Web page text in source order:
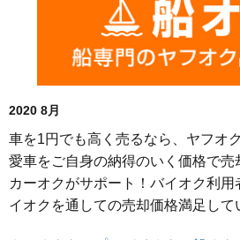
2020 8月
車を1円でも高く売るなら、ヤフオ
愛車をご自身の納得のいく価格で売
カーオクがサポート！バイオク利
イオクを通しての売却価格満足して